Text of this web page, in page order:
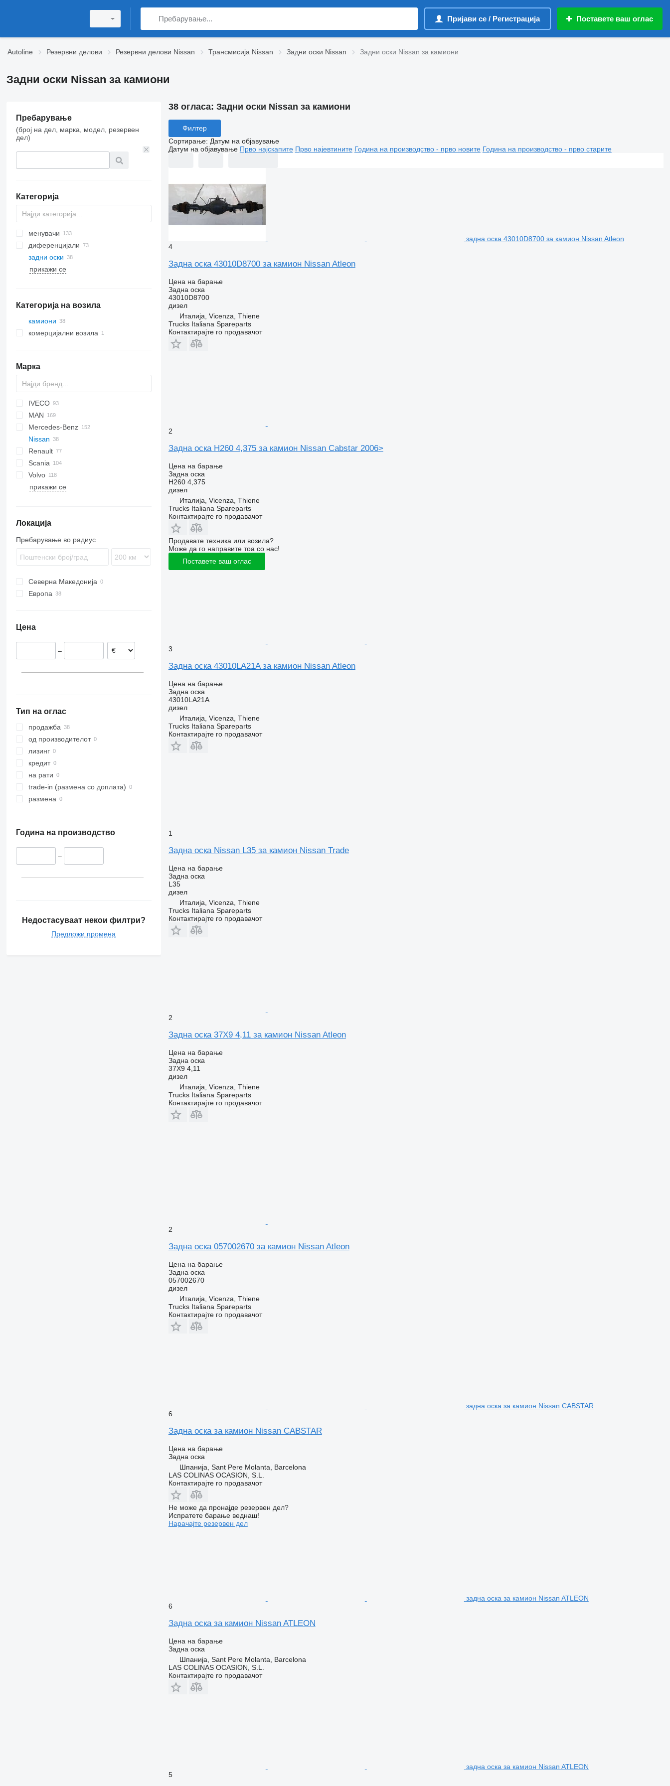
Пријави се / Регистрација Поставете ваш оглас
Autoline Резервни делови Резервни делови Nissan Трансмисија Nissan Задни оски Nissan Задни оски Nissan за камиони
Задни оски Nissan за камиони
Пребарување
(број на дел, марка, модел, резервен
дел)
Категорија
менувачи
диференцијали
задни оски
прикажи се
Категорија на возила
камиони
комерцијални возила
Марка
BM
AS
CF
LF
XF
YA
AC
Transit
X series
IVECO
Daily
EuroCargo
Eurotech
Eurotrakker
Magirus
S-Way
Stralis
NPR
NQR
MAN
A-series
F90
KAT
L2000
LE
TGA
TGM
TGX
Mercedes-Benz
A-Class
Actros
Antos
Arocs
Atego
LK
R-Class
Sprinter
Canter
Nissan
Atleon
Cabstar
NT
NT400
Renault
Kerax
Magnum
Mascott
Midlum
T-series
Scania
P-series
R-series
Volvo
A-series
FL
FMX
прикажи се
Локација
Пребарување во радиус
Северна Македонија
Европа
Цена
–
Тип на оглас
продажба
од производителот
лизинг
кредит
на рати
trade-in (размена со доплата)
размена
Година на производство
–
Недостасуваат некои филтри?
Предложи промена
38 огласа: Задни оски Nissan за камиони
Филтер
Сортирање: Датум на објавување
Датум на објавување Прво најскапите Прво најевтините Година на производство - прво новите Година на производство - прво старите
задна оска 43010D8700 за камион Nissan Atleon
4
Задна оска 43010D8700 за камион Nissan Atleon
Цена на барање
Задна оска
43010D8700
дизел
Италија, Vicenza, Thiene
Trucks Italiana Spareparts
Контактирајте го продавачот
2
Задна оска H260 4,375 за камион Nissan Cabstar 2006>
Цена на барање
Задна оска
H260 4,375
дизел
Италија, Vicenza, Thiene
Trucks Italiana Spareparts
Контактирајте го продавачот
Продавате техника или возила?
Може да го направите тоа со нас!
Поставете ваш оглас
3
Задна оска 43010LA21A за камион Nissan Atleon
Цена на барање
Задна оска
43010LA21A
дизел
Италија, Vicenza, Thiene
Trucks Italiana Spareparts
Контактирајте го продавачот
1
Задна оска Nissan L35 за камион Nissan Trade
Цена на барање
Задна оска
L35
дизел
Италија, Vicenza, Thiene
Trucks Italiana Spareparts
Контактирајте го продавачот
2
Задна оска 37X9 4,11 за камион Nissan Atleon
Цена на барање
Задна оска
37X9 4,11
дизел
Италија, Vicenza, Thiene
Trucks Italiana Spareparts
Контактирајте го продавачот
2
Задна оска 057002670 за камион Nissan Atleon
Цена на барање
Задна оска
057002670
дизел
Италија, Vicenza, Thiene
Trucks Italiana Spareparts
Контактирајте го продавачот
задна оска за камион Nissan CABSTAR
6
Задна оска за камион Nissan CABSTAR
Цена на барање
Задна оска
Шпанија, Sant Pere Molanta, Barcelona
LAS COLINAS OCASION, S.L.
Контактирајте го продавачот
Не може да пронајде резервен дел?
Испратете барање веднаш!
Нарачајте резервен дел
задна оска за камион Nissan ATLEON
6
Задна оска за камион Nissan ATLEON
Цена на барање
Задна оска
Шпанија, Sant Pere Molanta, Barcelona
LAS COLINAS OCASION, S.L.
Контактирајте го продавачот
задна оска за камион Nissan ATLEON
5